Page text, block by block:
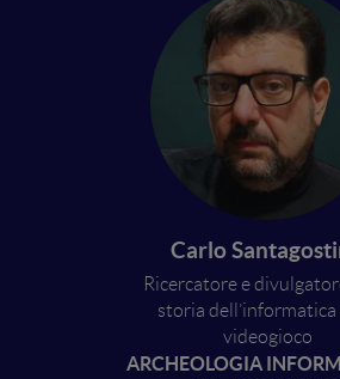
Carlo
Ricercatore e
storia dell’informatica
videogioco
ARCHEOLOGIA